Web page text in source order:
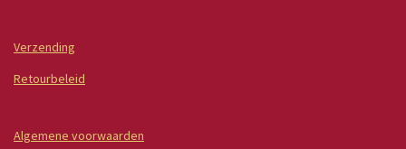
Verzending
Retourbeleid
Algemene voorwaarden